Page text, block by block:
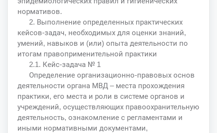
нормативов.
2. Выполнение определенных практических
кейсов-задач, необходимых для оценки знаний,
умений, навыков и (или) опыта деятельности по
итогам правоприменительной практики
2.1. Кейс-задача № 1
Определение организационно-правовых основ
деятельности органа МВД – места прохождения
практики, его места и роли в системе органов и
учреждений, осуществляющих правоохранительную
деятельность, ознакомление с регламентами и
иными нормативными документами,